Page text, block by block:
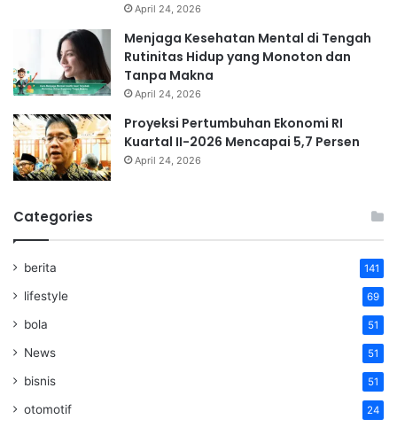
April 24, 2026
Menjaga Kesehatan Mental di Tengah
Rutinitas Hidup yang Monoton dan
Tanpa Makna
April 24, 2026
Proyeksi Pertumbuhan Ekonomi RI
Kuartal II-2026 Mencapai 5,7 Persen
April 24, 2026
Categories
berita 141
lifestyle 69
bola 51
News 51
bisnis 51
otomotif 24